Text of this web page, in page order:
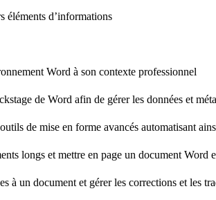
éléments d’informations
Word à son contexte professionnel
de Word afin de gérer les données et
de mise en forme avancés automatisant
longs et mettre en page un document Word
à un document et gérer les corrections et les